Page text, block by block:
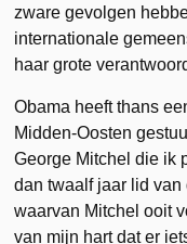
zware gevolgen
internationale
haar grote
Obama heeft thans
Midden-Oosten
George Mitchel die ik
dan twaalf jaar lid van
waarvan Mitchel ooit
van mijn hart dat er